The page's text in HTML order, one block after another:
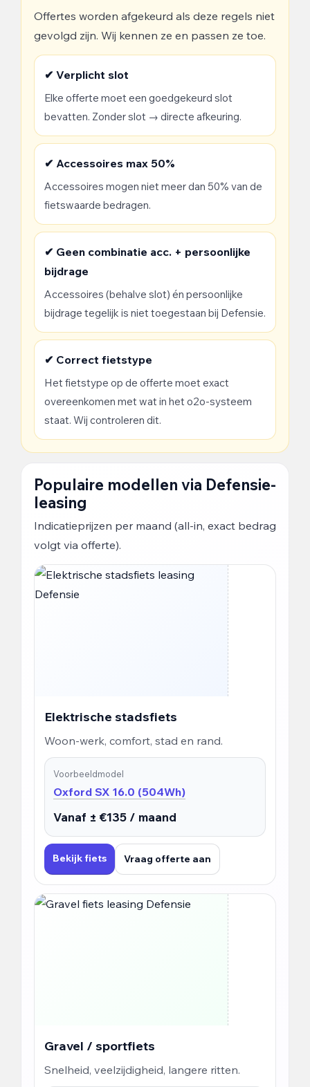
Offertes worden afgekeurd als deze regels niet
gevolgd zijn. Wij kennen ze en passen ze toe.
✔ Verplicht slot
Elke offerte moet een goedgekeurd slot
bevatten. Zonder slot → directe afkeuring.
✔ Accessoires max 50%
Accessoires mogen niet meer dan 50% van de
fietswaarde bedragen.
✔ Geen combinatie acc. + persoonlijke
bijdrage
Accessoires (behalve slot) én persoonlijke
bijdrage tegelijk is niet toegestaan bij Defensie.
✔ Correct fietstype
Het fietstype op de offerte moet exact
overeenkomen met wat in het o2o-systeem
staat. Wij controleren dit.
Populaire modellen via Defensie-
leasing
Indicatieprijzen per maand (all-in, exact bedrag
volgt via offerte).
Elektrische stadsfiets
Woon-werk, comfort, stad en rand.
Voorbeeldmodel
Oxford SX 16.0 (504Wh)
Vanaf ± €135 / maand
Bekijk fiets Vraag offerte aan
Gravel / sportfiets
Snelheid, veelzijdigheid, langere ritten.